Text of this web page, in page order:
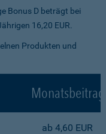
Bonus D beträgt bei
16,20 EUR.
Produkten und
Monatsbeitrag
ab 4,60 EUR